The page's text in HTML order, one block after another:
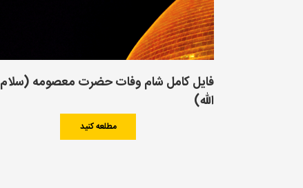
فایل کامل شام وفات حضرت معصومه (سلام
الله)
مطلعه کنید